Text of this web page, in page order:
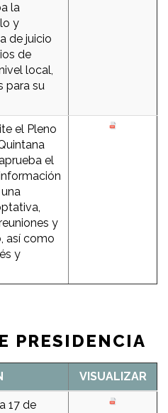
la
y
de juicio
de
local,
para su
el Pleno
el
y
así como
y
PRESIDENCIA
VISUALIZAR
17 de